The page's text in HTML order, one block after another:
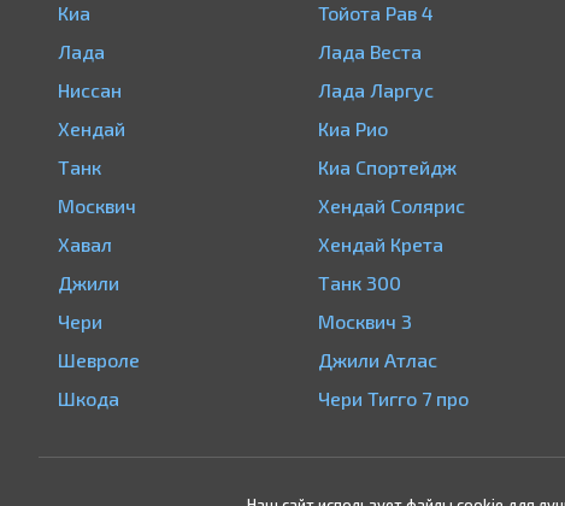
Киа
Лада
Ниссан
Хендай
Танк
Москвич
Хавал
Джили
Чери
Шевроле
Шкода
Тойота Рав 4
Лада Веста
Лада Ларгус
Киа Рио
Киа Спортейдж
Хендай Солярис
Хендай Крета
Танк 300
Москвич 3
Джили Атлас
Чери Тигго 7 про